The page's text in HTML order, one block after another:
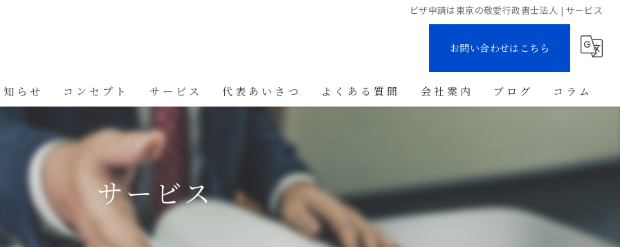
ビザ申請は東京の敬愛行政書士法人 | サービス
お問い合わせはこちら
知らせ コンセプト サービス 代表あいさつ よくある質問 会社案内 ブログ コラム
サービス